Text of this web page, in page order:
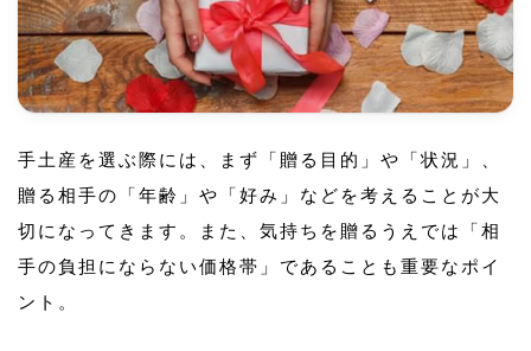
手土産を選ぶ際には、まず「贈る目的」や「状況」、
贈る相手の「年齢」や「好み」などを考えることが大
切になってきます。また、気持ちを贈るうえでは「相
手の負担にならない価格帯」であることも重要なポイ
ント。